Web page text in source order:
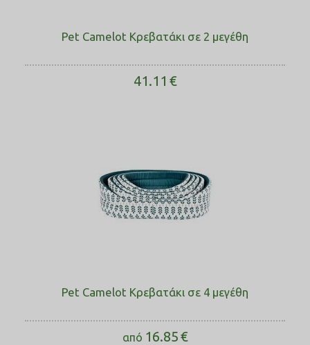
Pet Camelot Κρεβατάκι σε 2 μεγέθη
41.11 €
Pet Camelot Κρεβατάκι σε 4 μεγέθη
από 16.85€